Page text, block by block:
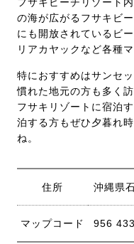
フサキビーチリゾート
の海が広がるフサキビ
にも開放されているビ
リアカヤックなど各種
特におすすめはサンセ
慣れた地元の方も多く
フサキリゾートに宿泊
泊する方もぜひ夕暮れ
ね。
住所 沖縄県
マップコード 956